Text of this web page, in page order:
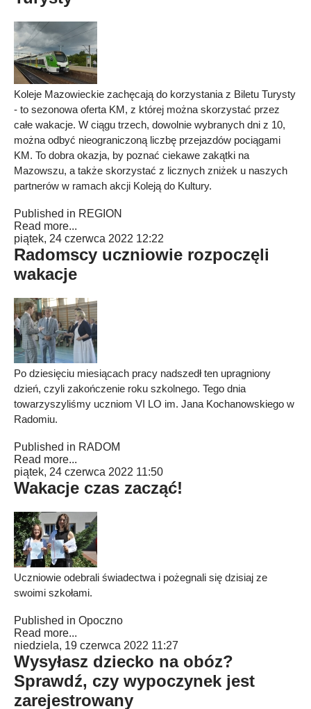
Koleje Mazowieckie zachęcają do korzystania z Biletu Turysty
- to sezonowa oferta KM, z której można skorzystać przez
całe wakacje. W ciągu trzech, dowolnie wybranych dni z 10,
można odbyć nieograniczoną liczbę przejazdów pociągami
KM. To dobra okazja, by poznać ciekawe zakątki na
Mazowszu, a także skorzystać z licznych zniżek u naszych
partnerów w ramach akcji Koleją do Kultury.
Published in REGION
Read more...
piątek, 24 czerwca 2022 12:22
Radomscy uczniowie rozpoczęli
wakacje
Po dziesięciu miesiącach pracy nadszedł ten upragniony
dzień, czyli zakończenie roku szkolnego. Tego dnia
towarzyszyliśmy uczniom VI LO im. Jana Kochanowskiego w
Radomiu.
Published in RADOM
Read more...
piątek, 24 czerwca 2022 11:50
Wakacje czas zacząć!
Uczniowie odebrali świadectwa i pożegnali się dzisiaj ze
swoimi szkołami.
Published in Opoczno
Read more...
niedziela, 19 czerwca 2022 11:27
Wysyłasz dziecko na obóz?
Sprawdź, czy wypoczynek jest
zarejestrowany